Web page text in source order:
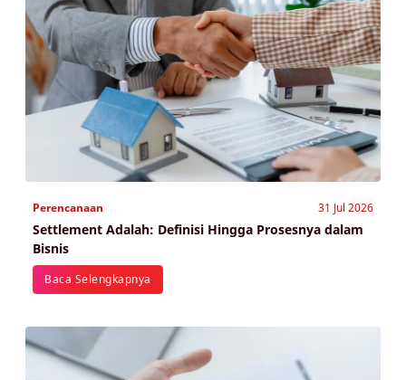
Perencanaan 31 Jul 2026
Settlement Adalah: Definisi Hingga Prosesnya dalam
Bisnis
Baca Selengkapnya